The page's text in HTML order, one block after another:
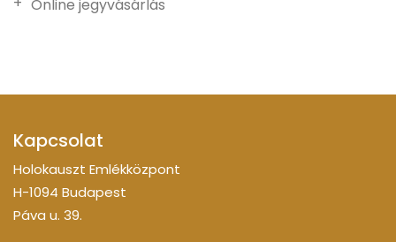
Online jegyvásárlás
Kapcsolat
Holokauszt Emlékközpont
H-1094 Budapest
Páva u. 39.